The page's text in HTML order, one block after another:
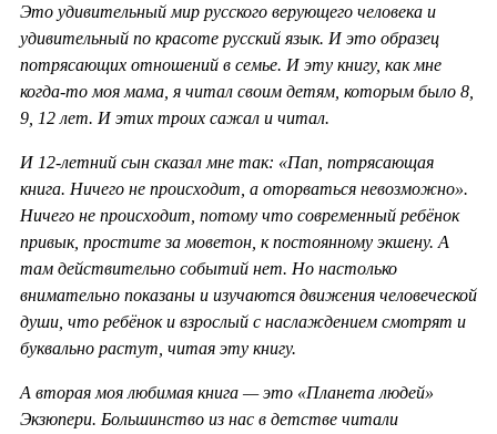
Это удивительный мир русского верующего человека и
удивительный по красоте русский язык. И это образец
потрясающих отношений в семье. И эту книгу, как мне
когда-то моя мама, я читал своим детям, которым было 8,
9, 12 лет. И этих троих сажал и читал.
И 12-летний сын сказал мне так: «Пап, потрясающая
книга. Ничего не происходит, а оторваться невозможно».
Ничего не происходит, потому что современный ребёнок
привык, простите за моветон, к постоянному экшену. А
там действительно событий нет. Но настолько
внимательно показаны и изучаются движения человеческой
души, что ребёнок и взрослый с наслаждением смотрят и
буквально растут, читая эту книгу.
А вторая моя любимая книга — это «Планета людей»
Экзюпери. Большинство из нас в детстве читали